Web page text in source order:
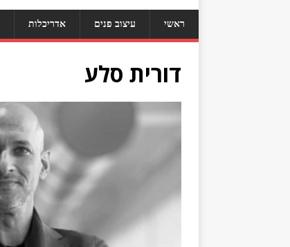
ראשי עיצוב פנים אדריכלות
דורית סלע